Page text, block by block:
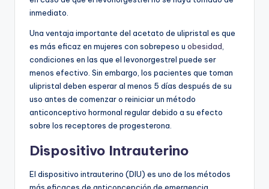
inmediato.
Una ventaja importante del acetato de ulipristal es que
es más eficaz en mujeres con sobrepeso u obesidad
condiciones en las que el levonorgestrel puede ser
menos efectivo. Sin embargo, los pacientes que toman
ulipristal deben esperar al menos 5 días después de su
uso antes de comenzar o reiniciar un método
anticonceptivo hormonal regular debido a su efecto
sobre los receptores de progesterona.
Dispositivo Intrauterino
El dispositivo intrauterino (DIU) es uno de los métodos
más eficaces de anticoncepción de emergencia